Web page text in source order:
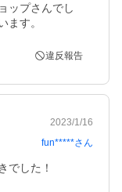
ップさんでし
ます。
違反報告
2023/1/16
fun*****さん
でした！